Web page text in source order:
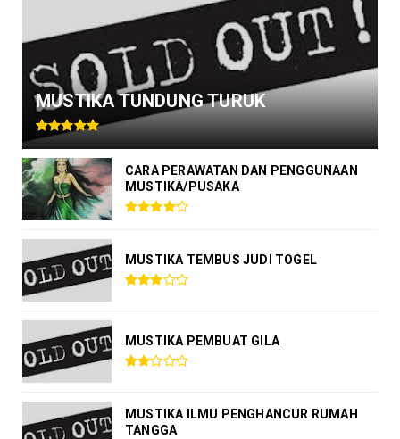
MUSTIKA TUNDUNG TURUK
CARA PERAWATAN DAN PENGGUNAAN
MUSTIKA/PUSAKA
MUSTIKA TEMBUS JUDI TOGEL
MUSTIKA PEMBUAT GILA
MUSTIKA ILMU PENGHANCUR RUMAH
TANGGA